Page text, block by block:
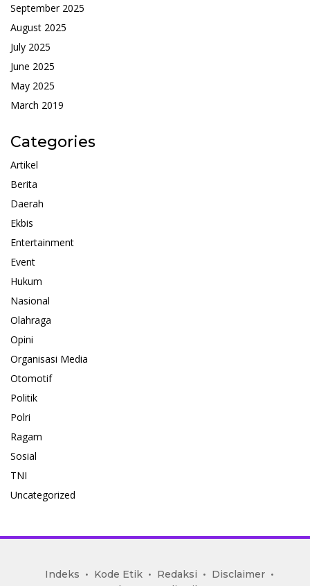
September 2025
August 2025
July 2025
June 2025
May 2025
March 2019
Categories
Artikel
Berita
Daerah
Ekbis
Entertainment
Event
Hukum
Nasional
Olahraga
Opini
Organisasi Media
Otomotif
Politik
Polri
Ragam
Sosial
TNI
Uncategorized
mediakoran.com
Indeks Kode Etik Redaksi
Disclaimer